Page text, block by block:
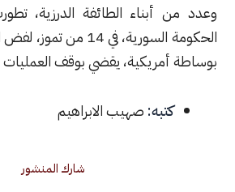
أبناء الطائفة الدرزية، تطورت إلى
الحكومة السورية، في 14 من تموز،
يقضي بوقف العمليات العسكرية.
صهيب الابراهيم
شارك المنشور